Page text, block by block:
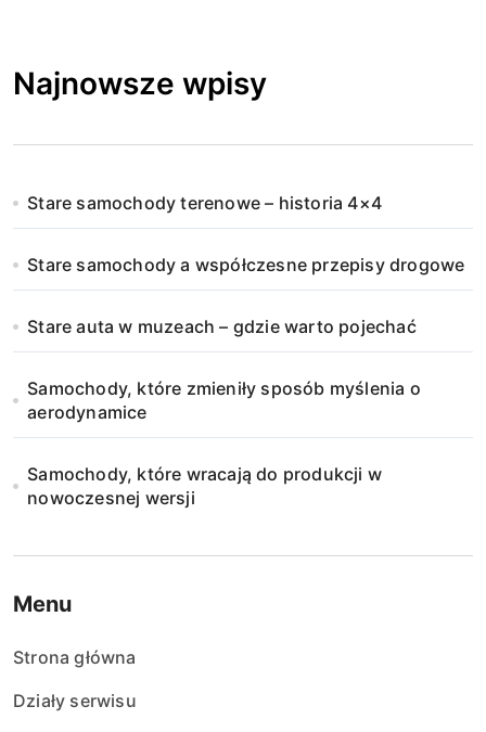
Najnowsze wpisy
Stare samochody terenowe – historia 4×4
Stare samochody a współczesne przepisy drogowe
Stare auta w muzeach – gdzie warto pojechać
Samochody, które zmieniły sposób myślenia o
aerodynamice
Samochody, które wracają do produkcji w
nowoczesnej wersji
Menu
Strona główna
Działy serwisu